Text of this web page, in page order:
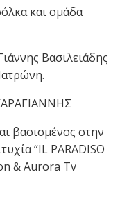
και ομάδα
Βασιλειάδης
βασισμένος στην
“IL PARADISO
& Aurora Tv